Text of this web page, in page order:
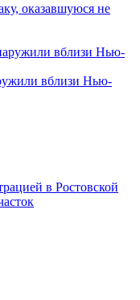
оказавшуюся не
вблизи Нью-
в Ростовской